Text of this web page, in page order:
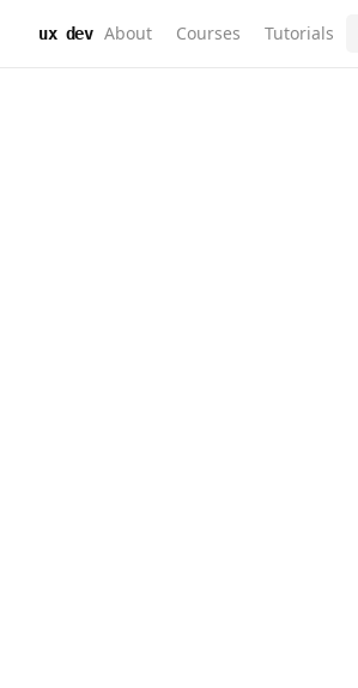
ux dev About Courses Tutorials